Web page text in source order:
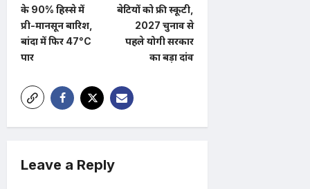
t
n
a
i
t
के 90% हिस्से में
प्री-मानसून बारिश,
बांदा में फिर 47°C
पार
बेटियों को फ्री स्कूटी,
2027 चुनाव से
पहले योगी सरकार
का बड़ा दांव
Leave a Reply